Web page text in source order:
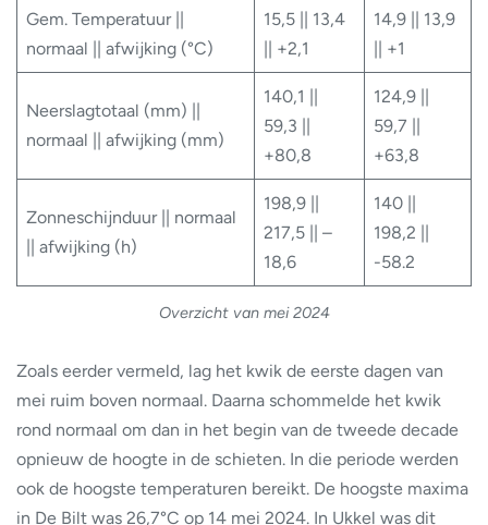
Gem. Temperatuur ||
normaal || afwijking (°C)
15,5 || 13,4
|| +2,1
14,9 || 13,9
|| +1
Neerslagtotaal (mm) ||
normaal || afwijking (mm)
140,1 ||
59,3 ||
+80,8
124,9 ||
59,7 ||
+63,8
Zonneschijnduur || normaal
|| afwijking (h)
198,9 ||
217,5 || –
18,6
140 ||
198,2 ||
-58.2
Overzicht van mei 2024
Zoals eerder vermeld, lag het kwik de eerste dagen van
mei ruim boven normaal. Daarna schommelde het kwik
rond normaal om dan in het begin van de tweede decade
opnieuw de hoogte in de schieten. In die periode werden
ook de hoogste temperaturen bereikt. De hoogste maxima
in De Bilt was 26,7°C op 14 mei 2024. In Ukkel was dit